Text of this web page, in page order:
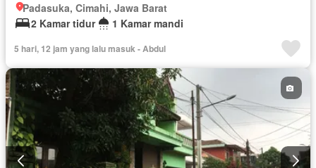
Padasuka, Cimahi, Jawa Barat
2 Kamar tidur
1 Kamar mandi
5 hari, 12 jam yang lalu masuk - Abdul